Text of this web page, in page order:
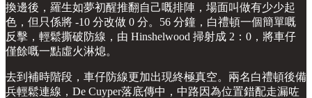
換邊後，羅生如夢初醒推翻自己嘅排陣，場面叫做有少少起
色，但只係將 -10 分改做 0 分。56 分鐘，白禮頓一個簡單嘅
反擊，輕鬆撕破防線，由 Hinshelwood 掃射成 2：0，將車仔
僅餘嘅一點虛火淋熄。
去到補時階段，車仔防線更加出現終極真空。兩名白禮頓後備
兵輕鬆連線，De Cuyper落底傳中，中路因為位置錯配走漏咗